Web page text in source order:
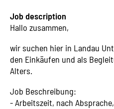
Job description
Hallo zusammen,
wir suchen hier in Landau
den Einkäufen und als
Alters.
Job Beschreibung:
- Arbeitszeit, nach